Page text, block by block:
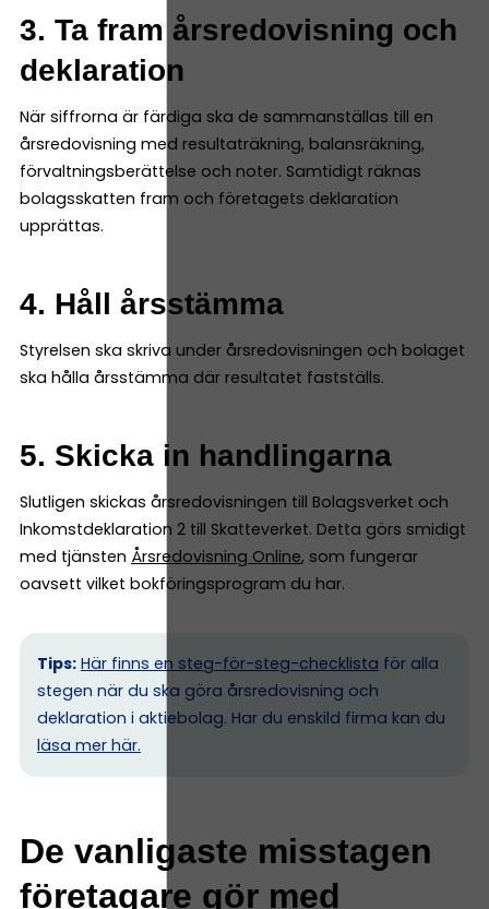
3. Ta fram årsredovisning och
deklaration
När siffrorna är färdiga ska de sammanställas till en
årsredovisning med resultaträkning, balansräkning,
förvaltningsberättelse och noter. Samtidigt räknas
bolagsskatten fram och företagets deklaration
upprättas.
4. Håll årsstämma
Styrelsen ska skriva under årsredovisningen och bolaget
ska hålla årsstämma där resultatet fastställs.
5. Skicka in handlingarna
Slutligen skickas årsredovisningen till Bolagsverket och
Inkomstdeklaration 2 till Skatteverket. Detta görs smidigt
med tjänsten Årsredovisning Online, som fungerar
oavsett vilket bokföringsprogram du har.
Tips: Här finns en steg-för-steg-checklista för alla
stegen när du ska göra årsredovisning och
deklaration i aktiebolag. Har du enskild firma kan du
läsa mer här.
De vanligaste misstagen
företagare gör med